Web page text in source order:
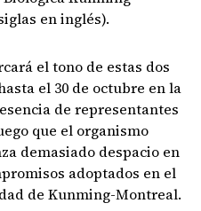
en inglés).
el tono de estas dos
el 30 de octubre en la
de representantes
que el organismo
demasiado despacio en
adoptados en el
de Kunming-Montreal.